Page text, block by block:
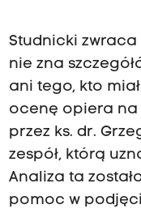
Studnicki
nie zna
ani tego, kto
ocenę opiera
przez ks. dr.
zespół, którą
Analiza ta
pomoc w